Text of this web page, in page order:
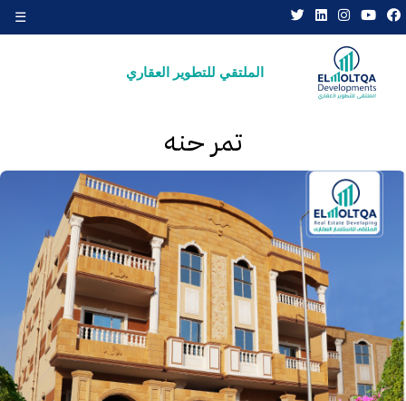
☰
الملتقي للتطوير العقاري
×
تمر حنه